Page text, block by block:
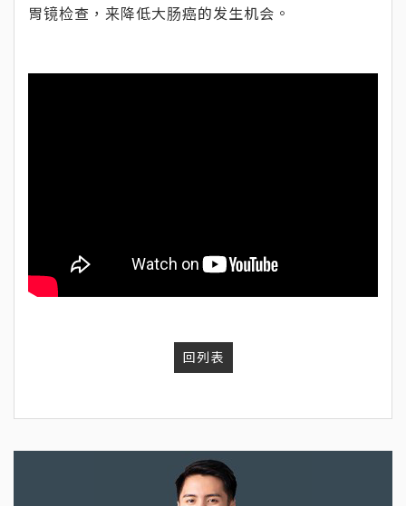
胃镜检查，来降低大肠癌的发生机会。
回列表